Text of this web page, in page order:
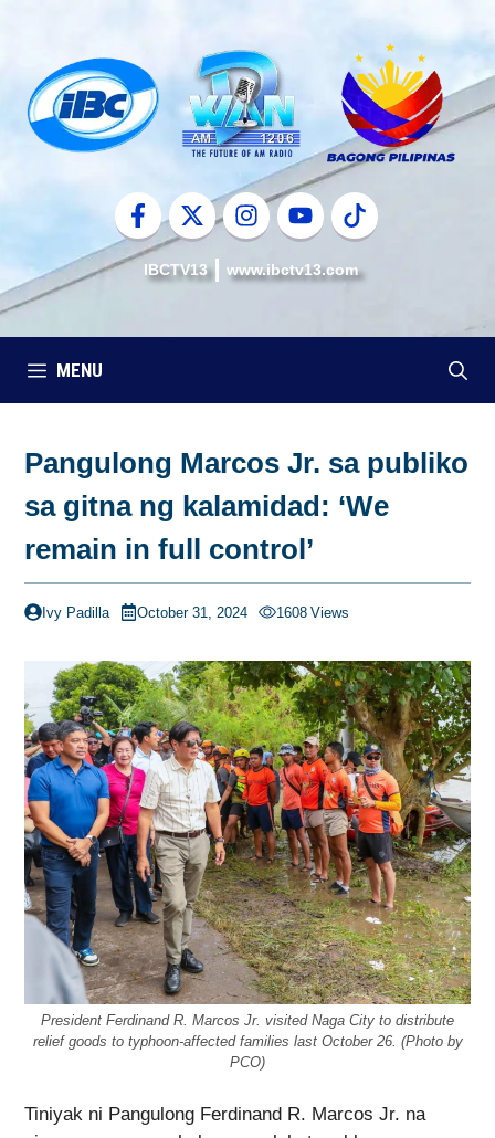
content
IBCTV13 www.ibctv13.com
MENU
Pangulong Marcos Jr. sa publiko
sa gitna ng kalamidad: ‘We
remain in full control’
Ivy Padilla October 31, 2024 1608 Views
President Ferdinand R. Marcos Jr. visited Naga City to distribute
relief goods to typhoon-affected families last October 26. (Photo by
PCO)
Tiniyak ni Pangulong Ferdinand R. Marcos Jr. na